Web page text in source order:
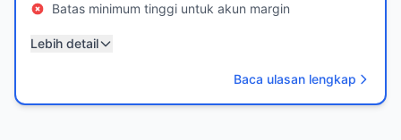
Batas minimum tinggi untuk akun margin
Lebih detail
Baca ulasan lengkap